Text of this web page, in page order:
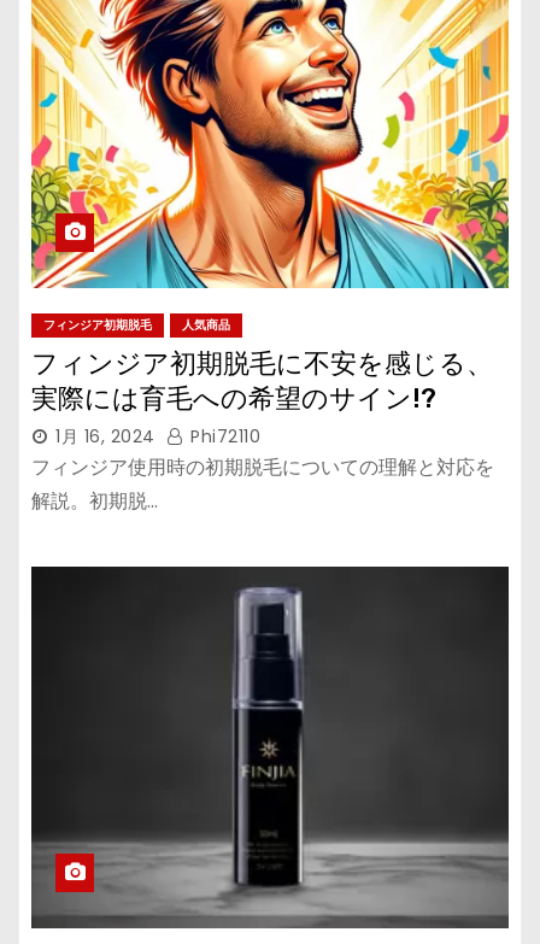
フィンジア初期脱毛 人気商品
フィンジア初期脱毛に不安を感じる、
実際には育毛への希望のサイン!?
1月 16, 2024 Phi72110
フィンジア使用時の初期脱毛についての理解と対応を
解説。初期脱…